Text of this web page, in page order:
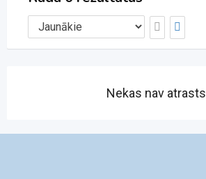
Nekas nav atrasts